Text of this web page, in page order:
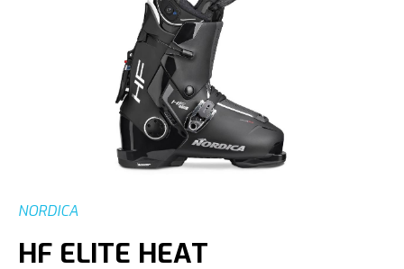
NORDICA
HF ELITE HEAT